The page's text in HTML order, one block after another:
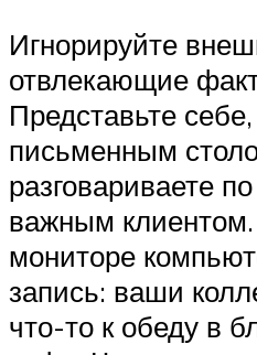
Игнорируйте
отвлекающие
Представьте
письменным
разговариваете
важным
мониторе
запись: ваши
что-то к обеду в